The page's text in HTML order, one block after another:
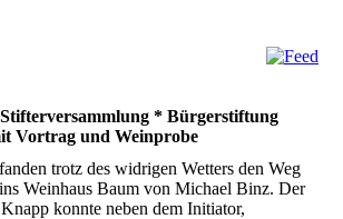
* Bürgerstiftung
Vortrag und Weinprobe
trotz des widrigen Wetters den Weg
Weinhaus Baum von Michael Binz. Der
konnte neben dem Initiator,